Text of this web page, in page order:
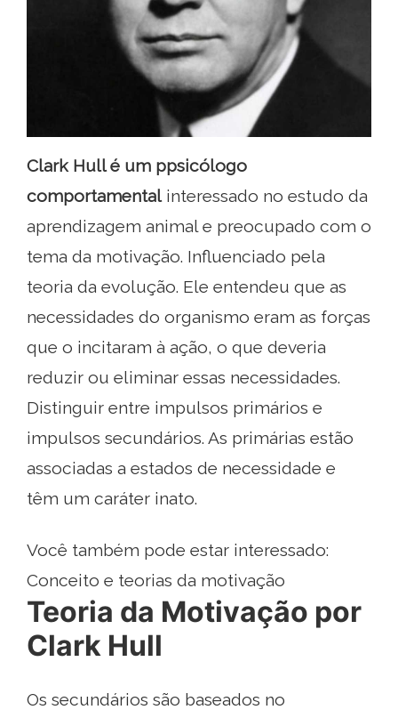
Clark Hull é um ppsicólogo
comportamentalinteressado no estudo da
aprendizagem animal e preocupado com o
tema da motivação. Influenciado pela
teoria da evolução. Ele entendeu que as
necessidades do organismo eram as forças
que o incitaram à ação, o que deveria
reduzir ou eliminar essas necessidades.
Distinguir entre impulsos primários e
impulsos secundários. As primárias estão
associadas a estados de necessidade e
têm um caráter inato.
Você também pode estar interessado:
Conceito e teorias da motivação
Teoria da Motivação por
Clark Hull
Os secundários são baseados no